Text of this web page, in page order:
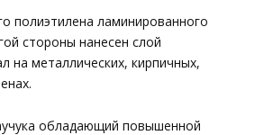
полиэтилена ламинированного
стороны нанесен слой
на металлических, кирпичных,
обладающий повышенной